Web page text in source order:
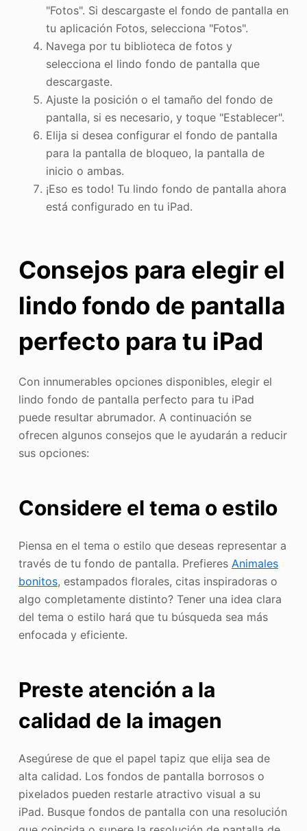
"Fotos". Si descargaste el fondo de pantalla en
tu aplicación Fotos, selecciona "Fotos".
Navega por tu biblioteca de fotos y
selecciona el lindo fondo de pantalla que
descargaste.
Ajuste la posición o el tamaño del fondo de
pantalla, si es necesario, y toque "Establecer".
Elija si desea configurar el fondo de pantalla
para la pantalla de bloqueo, la pantalla de
inicio o ambas.
¡Eso es todo! Tu lindo fondo de pantalla ahora
está configurado en tu iPad.
Consejos para elegir el
lindo fondo de pantalla
perfecto para tu iPad
Con innumerables opciones disponibles, elegir el
lindo fondo de pantalla perfecto para tu iPad
puede resultar abrumador. A continuación se
ofrecen algunos consejos que le ayudarán a reducir
sus opciones:
Considere el tema o estilo
Piensa en el tema o estilo que deseas representar a
través de tu fondo de pantalla. Prefieres Animales
bonitos, estampados florales, citas inspiradoras o
algo completamente distinto? Tener una idea clara
del tema o estilo hará que tu búsqueda sea más
enfocada y eficiente.
Preste atención a la
calidad de la imagen
Asegúrese de que el papel tapiz que elija sea de
alta calidad. Los fondos de pantalla borrosos o
pixelados pueden restarle atractivo visual a su
iPad. Busque fondos de pantalla con una resolución